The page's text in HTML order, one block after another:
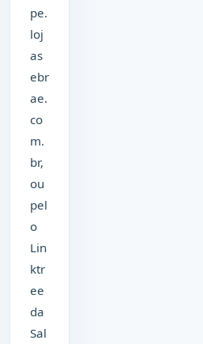
pe.
loj
as
ebr
ae.
co
m.
br,
ou
pel
o
Lin
ktr
ee
da
Sal